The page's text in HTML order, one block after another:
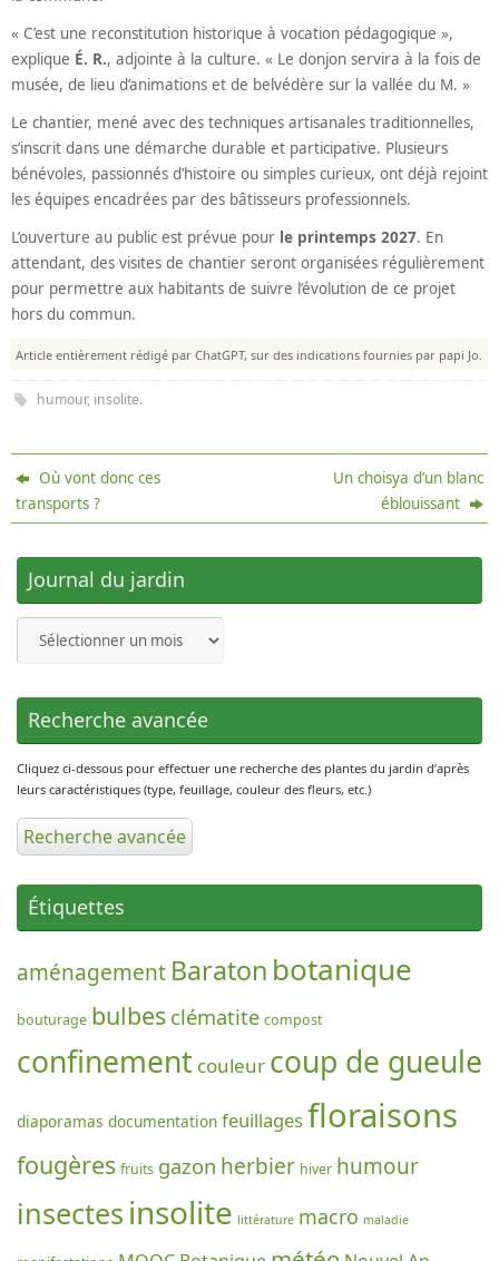
« C’est une reconstitution historique à vocation pédagogique »,
explique É. R., adjointe à la culture. « Le donjon servira à la fois de
musée, de lieu d’animations et de belvédère sur la vallée du M. »
Le chantier, mené avec des techniques artisanales traditionnelles,
s’inscrit dans une démarche durable et participative. Plusieurs
bénévoles, passionnés d’histoire ou simples curieux, ont déjà rejoint
les équipes encadrées par des bâtisseurs professionnels.
L’ouverture au public est prévue pour le printemps 2027. En
attendant, des visites de chantier seront organisées régulièrement
pour permettre aux habitants de suivre l’évolution de ce projet
hors du commun.
Article entièrement rédigé par ChatGPT, sur des indications fournies par papi Jo.
humour, insolite.
Où vont donc ces
transports ?
Un choisya d’un blanc
éblouissant
Journal du jardin
Journal
Recherche avancée
Cliquez ci-dessous pour effectuer une recherche des plantes du jardin d’après
leurs caractéristiques (type, feuillage, couleur des fleurs, etc.)
Recherche avancée
Étiquettes
aménagement Baraton botanique
bouturage bulbes clématite compost
confinement couleur coup de gueule
diaporamas documentation feuillagesfloraisons
fougères fruits gazon herbier hiver humour
insectes insolite littérature macro maladie